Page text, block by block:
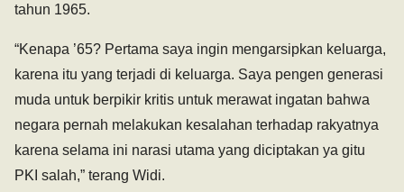
tahun 1965.
“Kenapa ’65? Pertama saya ingin mengarsipkan keluarga,
karena itu yang terjadi di keluarga. Saya pengen generasi
muda untuk berpikir kritis untuk merawat ingatan bahwa
negara pernah melakukan kesalahan terhadap rakyatnya
karena selama ini narasi utama yang diciptakan ya gitu
PKI salah,” terang Widi.